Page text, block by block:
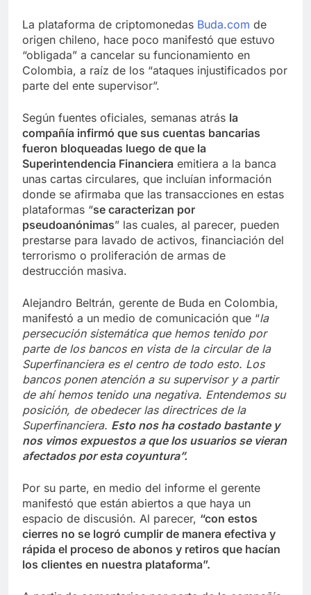
La plataforma de criptomonedas Buda.com de
origen chileno, hace poco manifestó que estuvo
“obligada” a cancelar su funcionamiento en
Colombia, a raíz de los “ataques injustificados por
parte del ente supervisor”.
Según fuentes oficiales, semanas atrás la
compañía infirmó que sus cuentas bancarias
fueron bloqueadas luego de que la
Superintendencia Financiera emitiera a la banca
unas cartas circulares, que incluían información
donde se afirmaba que las transacciones en estas
plataformas “se caracterizan por
pseudoanónimas” las cuales, al parecer, pueden
prestarse para lavado de activos, financiación del
terrorismo o proliferación de armas de
destrucción masiva.
Alejandro Beltrán, gerente de Buda en Colombia,
manifestó a un medio de comunicación que “la
persecución sistemática que hemos tenido por
parte de los bancos en vista de la circular de la
Superfinanciera es el centro de todo esto. Los
bancos ponen atención a su supervisor y a partir
de ahí hemos tenido una negativa. Entendemos su
posición, de obedecer las directrices de la
Superfinanciera. Esto nos ha costado bastante y
nos vimos expuestos a que los usuarios se vieran
afectados por esta coyuntura”.
Por su parte, en medio del informe el gerente
manifestó que están abiertos a que haya un
espacio de discusión. Al parecer, “con estos
cierres no se logró cumplir de manera efectiva y
rápida el proceso de abonos y retiros que hacían
los clientes en nuestra plataforma”.